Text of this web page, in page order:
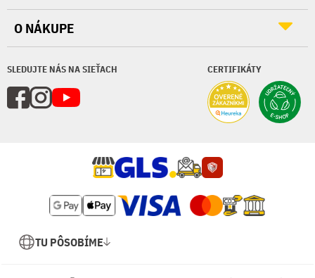
SLEDUJTE NÁS NA SIEŤACH CERTIFIKÁTY
O NÁKUPE
TU PÔSOBÍME